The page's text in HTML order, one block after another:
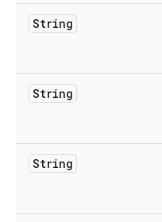
String
String
String